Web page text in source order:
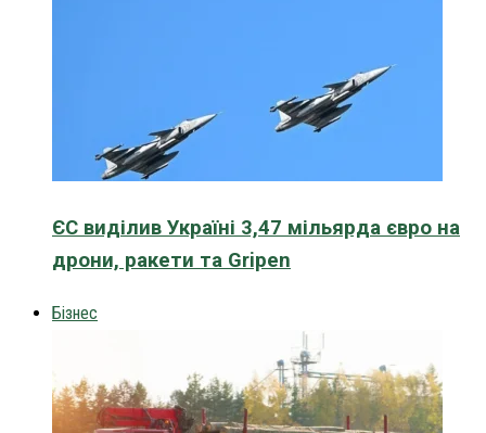
ЄС виділив Україні 3,47 мільярда євро на
дрони, ракети та Gripen
Бізнес